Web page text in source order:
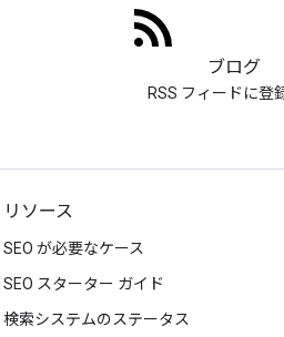
ブログ
RSS フィードに登
リソース
SEO が必要なケース
SEO スターター ガイド
検索システムのステータス